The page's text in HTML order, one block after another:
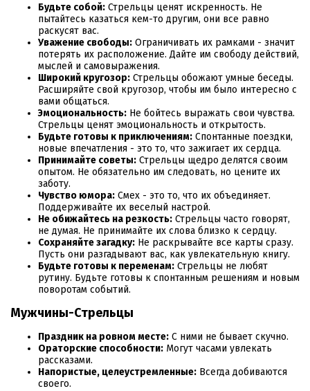
Будьте собой: Стрельцы ценят искренность. Не
пытайтесь казаться кем-то другим, они все равно
раскусят вас.
Уважение свободы: Ограничивать их рамками - значит
потерять их расположение. Дайте им свободу действий,
мыслей и самовыражения.
Широкий кругозор: Стрельцы обожают умные беседы.
Расширяйте свой кругозор, чтобы им было интересно с
вами общаться.
Эмоциональность: Не бойтесь выражать свои чувства.
Стрельцы ценят эмоциональность и открытость.
Будьте готовы к приключениям: Спонтанные поездки,
новые впечатления - это то, что зажигает их сердца.
Принимайте советы: Стрельцы щедро делятся своим
опытом. Не обязательно им следовать, но цените их
заботу.
Чувство юмора: Смех - это то, что их объединяет.
Поддерживайте их веселый настрой.
Не обижайтесь на резкость: Стрельцы часто говорят,
не думая. Не принимайте их слова близко к сердцу.
Сохраняйте загадку: Не раскрывайте все карты сразу.
Пусть они разгадывают вас, как увлекательную книгу.
Будьте готовы к переменам: Стрельцы не любят
рутину. Будьте готовы к спонтанным решениям и новым
поворотам событий.
Мужчины-Стрельцы
Праздник на ровном месте: С ними не бывает скучно.
Ораторские способности: Могут часами увлекать
рассказами.
Напористые, целеустремленные: Всегда добиваются
своего.